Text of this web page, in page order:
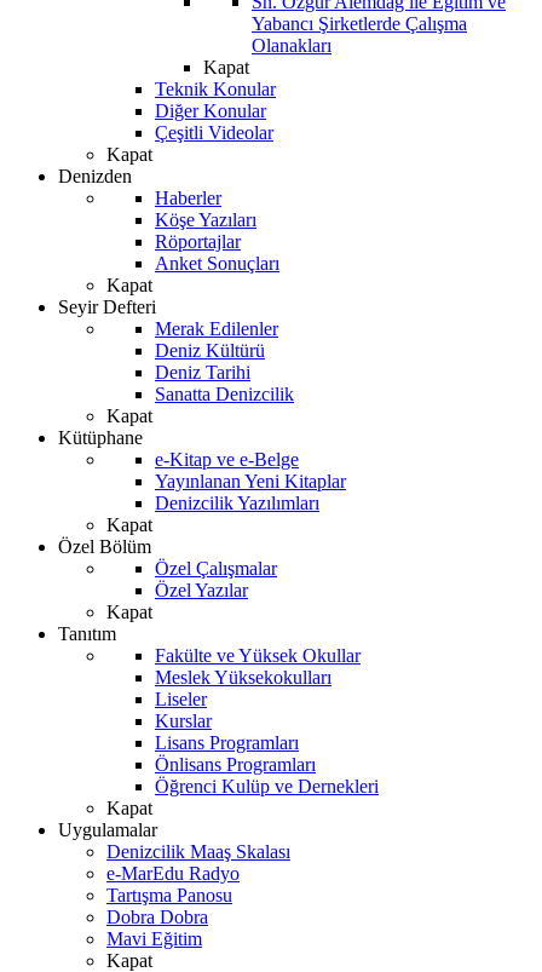
Yabancı Şirketlerde Çalışma
Olanakları
Kapat
Teknik Konular
Diğer Konular
Çeşitli Videolar
Kapat
Denizden
Haberler
Köşe Yazıları
Röportajlar
Anket Sonuçları
Kapat
Seyir Defteri
Merak Edilenler
Deniz Kültürü
Deniz Tarihi
Sanatta Denizcilik
Kapat
Kütüphane
e-Kitap ve e-Belge
Yayınlanan Yeni Kitaplar
Denizcilik Yazılımları
Kapat
Özel Bölüm
Özel Çalışmalar
Özel Yazılar
Kapat
Tanıtım
Fakülte ve Yüksek Okullar
Meslek Yüksekokulları
Liseler
Kurslar
Lisans Programları
Önlisans Programları
Öğrenci Kulüp ve Dernekleri
Kapat
Uygulamalar
Denizcilik Maaş Skalası
e-MarEdu Radyo
Tartışma Panosu
Dobra Dobra
Mavi Eğitim
Kapat